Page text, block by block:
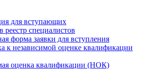
для вступающих
реестр специалистов
форма заявки для вступления
к независимой оценке квалификации
оценка квалификации (НОК)